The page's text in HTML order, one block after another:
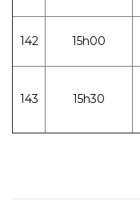
142 15h00
143 15h30